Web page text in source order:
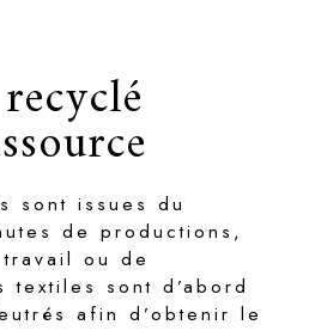
sont issues du
de productions,
ou de
textiles sont d’abord
afin d’obtenir le